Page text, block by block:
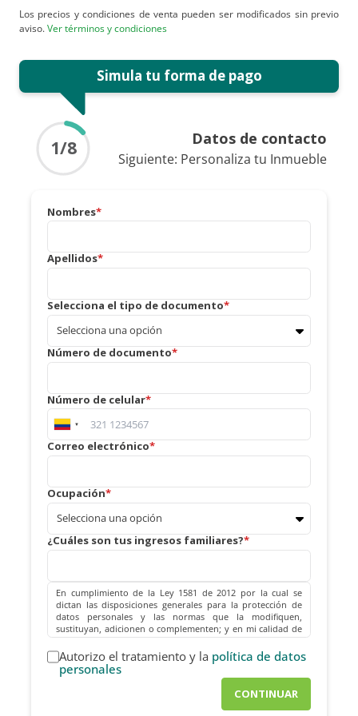
Los precios y condiciones de venta pueden ser modificados sin previo
aviso.Ver términos y condiciones
Simula tu forma de pago
1/8 Datos de contacto
Siguiente: Personaliza tu Inmueble
Nombres
Apellidos
Selecciona el tipo de documento
Número de documento
Número de celular
Correo electrónico
Ocupación
¿Cuáles son tus ingresos familiares?
En cumplimiento de la Ley 1581 de 2012 por la cual se
dictan las disposiciones generales para la protección de
datos personales y las normas que la modifiquen,
sustituyan, adicionen o complementen; y en mi calidad de
titular de los datos personales; emito mi consentimiento
previo, expreso e informado con una X en el recuadro
inferior, para que la sociedad CONINSA y/o terceros con
los cuales ésta acuerde en todo o en parte la realización de
cualquier actividad relativa o relacionada con el
tratamiento de datos personales en su calidad de
RESPONSABLE y/o ENCARGADA DEL TRATAMIENTO, decida
Autorizo el tratamiento y la política de datos
personales
CONTINUAR